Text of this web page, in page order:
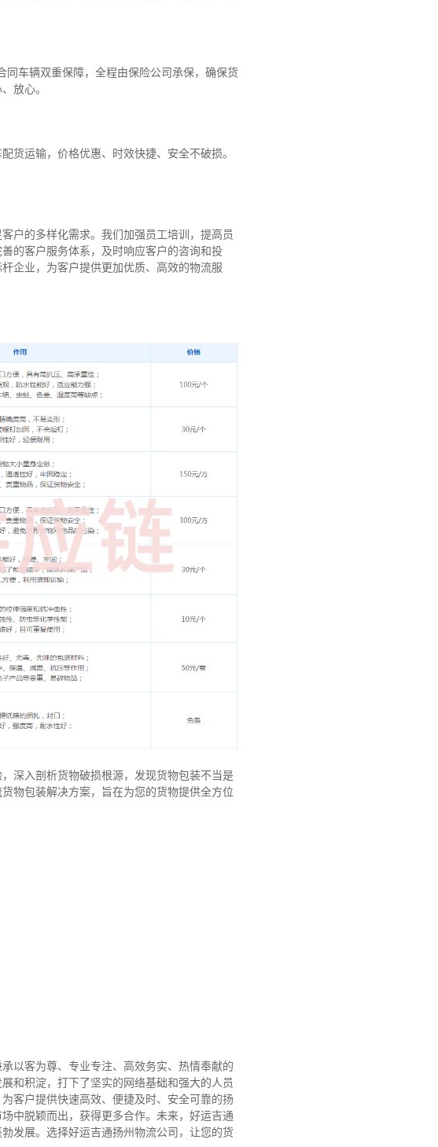
车辆双重保障，全程由保险公司承保，确保货
放心。
货运输，价格优惠、时效快捷、安全不破损。
户的多样化需求。我们加强员工培训，提高员
的客户服务体系，及时响应客户的咨询和投
企业，为客户提供更加优质、高效的物流服
深入剖析货物破损根源，发现货物包装不当是
物包装解决方案，旨在为您的货物提供全方位
承以客为尊、专业专注、高效务实、热情奉献的
和积淀，打下了坚实的网络基础和强大的人员
客户提供快速高效、便捷及时、安全可靠的扬
中脱颖而出，获得更多合作。 未来，好运吉通
发展。选择好运吉通扬州物流公司，让您的货